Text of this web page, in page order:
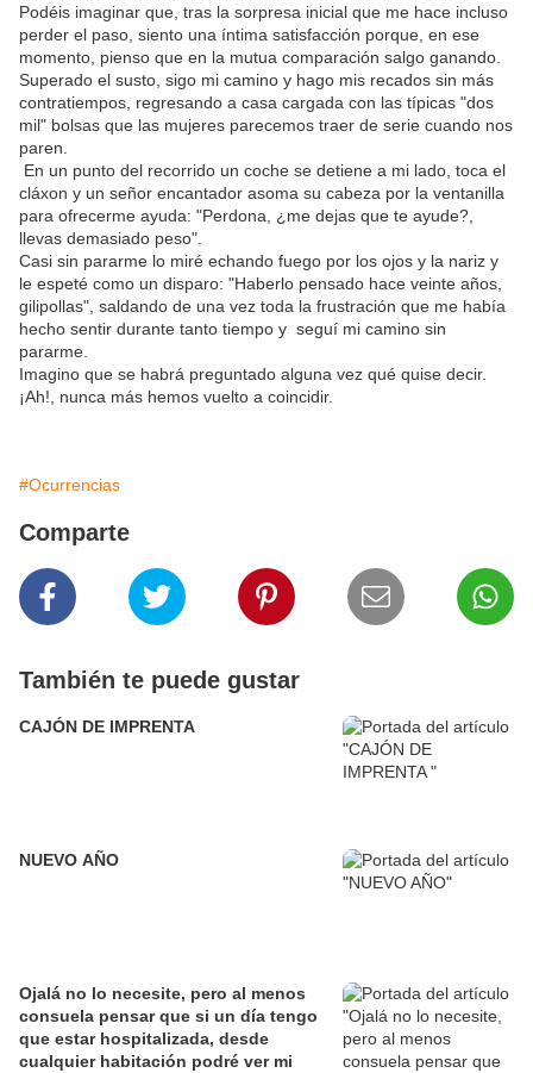
Podéis imaginar que, tras la sorpresa inicial que me hace incluso
perder el paso, siento una íntima satisfacción porque, en ese
momento, pienso que en la mutua comparación salgo ganando.
Superado el susto, sigo mi camino y hago mis recados sin más
contratiempos, regresando a casa cargada con las típicas "dos
mil" bolsas que las mujeres parecemos traer de serie cuando nos
paren.
En un punto del recorrido un coche se detiene a mi lado, toca el
cláxon y un señor encantador asoma su cabeza por la ventanilla
para ofrecerme ayuda: "Perdona, ¿me dejas que te ayude?,
llevas demasiado peso".
Casi sin pararme lo miré echando fuego por los ojos y la nariz y
le espeté como un disparo: "Haberlo pensado hace veinte años,
gilipollas", saldando de una vez toda la frustración que me había
hecho sentir durante tanto tiempo y seguí mi camino sin
pararme.
Imagino que se habrá preguntado alguna vez qué quise decir.
¡Ah!, nunca más hemos vuelto a coincidir.
#Ocurrencias
Comparte
También te puede gustar
CAJÓN DE IMPRENTA
NUEVO AÑO
Ojalá no lo necesite, pero al menos
consuela pensar que si un día tengo
que estar hospitalizada, desde
cualquier habitación podré ver mi